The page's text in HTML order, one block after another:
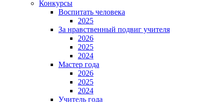
Конкурсы
Воспитать человека
2025
За нравственный подвиг учителя
2026
2025
2024
Мастер года
2026
2025
2024
Учитель года